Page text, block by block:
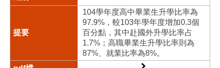
104學年度高中畢業生升學比率為
97.9%，較103年學年度增加0.3個
百分點，其中赴國外升學比率占
1.7%；高職畢業生升學比率則為
87%、就業比率為8%。